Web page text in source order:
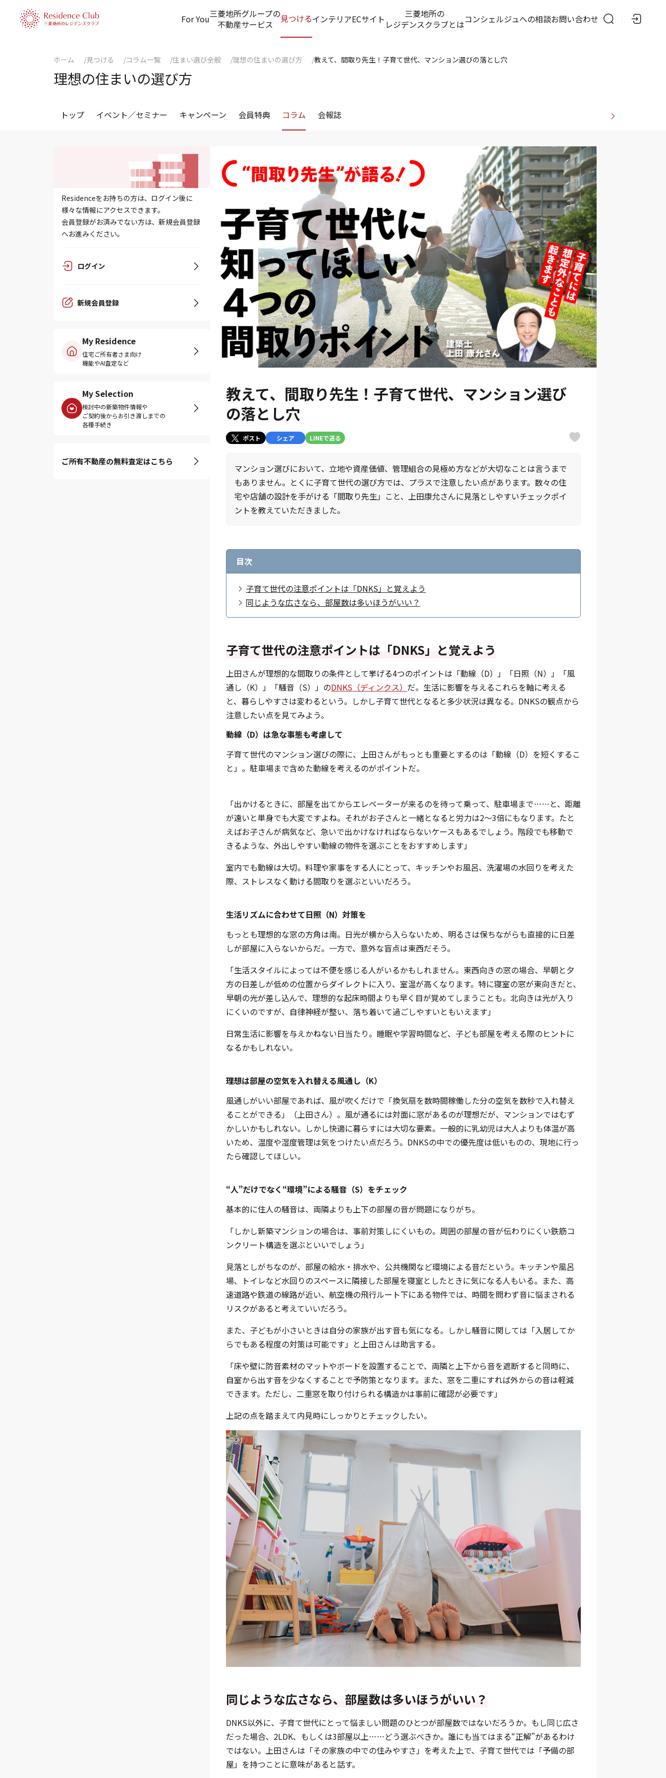
For You三菱地所グループの
不動産サービス
見つけるインテリアECサイト
三菱地所の
レジデンスクラブとはコンシェルジュへの相談お問い合わせ
ホーム 見つける コラム一覧 住まい選び全般 理想の住まいの選び方 教えて、間取り先生！子育て世代、マンション選びの落とし穴
理想の住まいの選び方
トップ イベント／セミナー キャンペーン 会員特典 コラム 会報誌
Residenceをお持ちの方は、ログイン後に
様々な情報にアクセスできます。
会員登録がお済みでない方は、新規会員登録
へお進みください。
ログイン
新規会員登録
My Residence
住宅ご所有者さま向け
機能やAI査定など
My Selection
検討中の新築物件情報や
ご契約後からお引き渡しまでの
各種手続き
ご所有不動産の無料査定はこちら
教えて、間取り先生！子育て世代、マンション選び
の落とし穴
ポスト シェア LINEで送る
マンション選びにおいて、立地や資産価値、管理組合の見極め方などが大切なことは言うまで
もありません。とくに子育て世代の選び方では、プラスで注意したい点があります。数々の住
宅や店舗の設計を手がける「間取り先生」こと、上田康允さんに見落としやすいチェックポイ
ントを教えていただきました。
目次
子育て世代の注意ポイントは「DNKS」と覚えよう
同じような広さなら、部屋数は多いほうがいい？
子育て世代の注意ポイントは「DNKS」と覚えよう
上田さんが理想的な間取りの条件として挙げる4つのポイントは「動線（D）」「日照（N）」「風
通し（K）」「騒音（S）」のDNKS（ディンクス） だ。生活に影響を与えるこれらを軸に考える
と、暮らしやすさは変わるという。しかし子育て世代となると多少状況は異なる。DNKSの観点から
注意したい点を見てみよう。
動線（D）は急な事態も考慮して
子育て世代のマンション選びの際に、上田さんがもっとも重要とするのは「動線（D）を短くするこ
と」。駐車場まで含めた動線を考えるのがポイントだ。
「出かけるときに、部屋を出てからエレベーターが来るのを待って乗って、駐車場まで……と、距離
が遠いと単身でも大変ですよね。それがお子さんと一緒となると労力は2〜3倍にもなります。たと
えばお子さんが病気など、急いで出かけなければならないケースもあるでしょう。階段でも移動で
きるような、外出しやすい動線の物件を選ぶことをおすすめします」
室内でも動線は大切。料理や家事をする人にとって、キッチンやお風呂、洗濯場の水回りを考えた
際、ストレスなく動ける間取りを選ぶといいだろう。
生活リズムに合わせて日照（N）対策を
もっとも理想的な窓の方角は南。日光が横から入らないため、明るさは保ちながらも直接的に日差
しが部屋に入らないからだ。一方で、意外な盲点は東西だそう。
「生活スタイルによっては不便を感じる人がいるかもしれません。東西向きの窓の場合、早朝と夕
方の日差しが低めの位置からダイレクトに入り、室温が高くなります。特に寝室の窓が東向きだと、
早朝の光が差し込んで、理想的な起床時間よりも早く目が覚めてしまうことも。北向きは光が入り
にくいのですが、自律神経が整い、落ち着いて過ごしやすいともいえます」
日常生活に影響を与えかねない日当たり。睡眠や学習時間など、子ども部屋を考える際のヒントに
なるかもしれない。
理想は部屋の空気を入れ替える風通し（K）
風通しがいい部屋であれば、風が吹くだけで「換気扇を数時間稼働した分の空気を数秒で入れ替え
ることができる」（上田さん）。風が通るには対面に窓があるのが理想だが、マンションではむず
かしいかもしれない。しかし快適に暮らすには大切な要素。一般的に乳幼児は大人よりも体温が高
いため、温度や湿度管理は気をつけたい点だろう。DNKSの中での優先度は低いものの、現地に行っ
たら確認してほしい。
“人”だけでなく“環境”による騒音（S）をチェック
基本的に住人の騒音は、両隣よりも上下の部屋の音が問題になりがち。
「しかし新築マンションの場合は、事前対策しにくいもの。周囲の部屋の音が伝わりにくい鉄筋コ
ンクリート構造を選ぶといいでしょう」
見落としがちなのが、部屋の給水・排水や、公共機関など環境による音だという。キッチンや風呂
場、トイレなど水回りのスペースに隣接した部屋を寝室としたときに気になる人もいる。また、高
速道路や鉄道の線路が近い、航空機の飛行ルート下にある物件では、時間を問わず音に悩まされる
リスクがあると考えていいだろう。
また、子どもが小さいときは自分の家族が出す音も気になる。しかし騒音に関しては「入居してか
らでもある程度の対策は可能です」と上田さんは助言する。
「床や壁に防音素材のマットやボードを設置することで、両隣と上下から音を遮断すると同時に、
自室から出す音を少なくすることで予防策となります。また、窓を二重にすれば外からの音は軽減
できます。ただし、二重窓を取り付けられる構造かは事前に確認が必要です」
上記の点を踏まえて内見時にしっかりとチェックしたい。
同じような広さなら、部屋数は多いほうがいい？
DNKS以外に、子育て世代にとって悩ましい問題のひとつが部屋数ではないだろうか。もし同じ広さ
だった場合、2LDK、もしくは3部屋以上……どう選ぶべきか。誰にも当てはまる“正解”があるわけ
ではない。上田さんは「その家族の中での住みやすさ」を考えた上で、子育て世代では「予備の部
屋」を持つことに意味があると話す。